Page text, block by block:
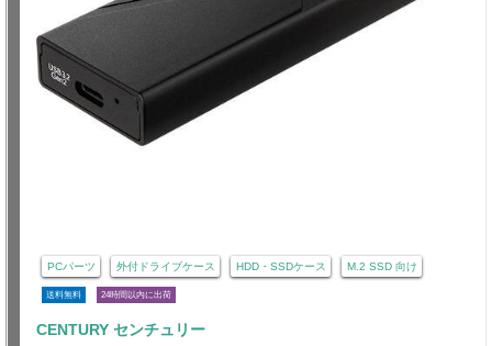
PCパーツ 外付ドライブケース HDD・SSDケース M.2 SSD 向け
送料無料 24時間以内に出荷
CENTURY センチュリー